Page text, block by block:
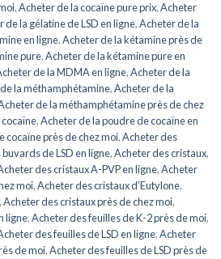
,Acheter de la cocaïne pure prix,Acheter
de la gélatine de LSD en ligne,Acheter de la
en ligne,Acheter de la kétamine près de
pure,Acheter de la kétamine pure en
de la MDMA en ligne,Acheter de la
la méthamphétamine,Acheter de la
de la méthamphétamine près de chez
,Acheter de la poudre de cocaïne en
cocaïne près de chez moi,Acheter des
de LSD en ligne,Acheter des cristaux,
des cristaux A-PVP en ligne,Acheter
moi,Acheter des cristaux d’Eutylone,
,Acheter des cristaux près de chez moi,
ligne,Acheter des feuilles de K-2 près de moi,
des feuilles de LSD en ligne,Acheter
de moi,Acheter des feuilles de LSD près de